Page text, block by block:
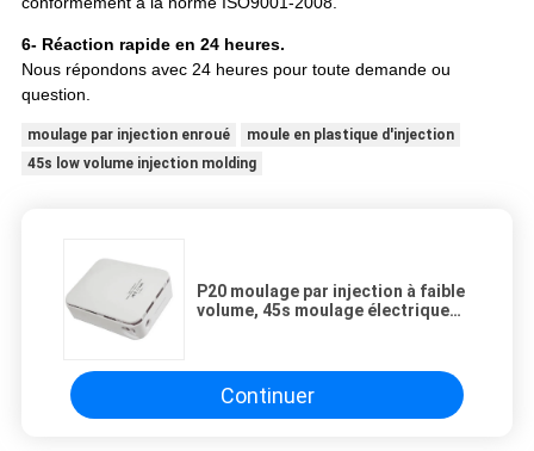
6- Réaction rapide en 24 heures.
Nous répondons avec 24 heures pour toute demande ou
question.
moulage par injection enroué
moule en plastique d'injection
45s low volume injection molding
P20 moulage par injection à faible
volume, 45s moulage électrique
Continuer